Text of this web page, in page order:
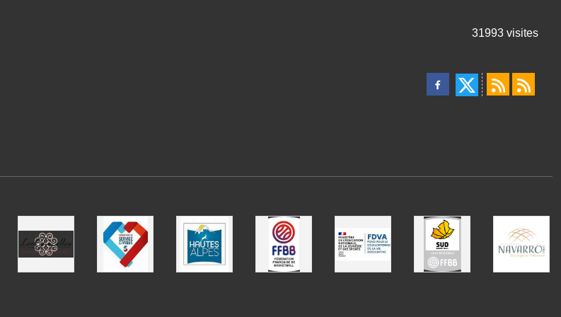
31993 visites